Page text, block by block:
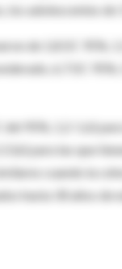
los adolescentes
de 1,8 (IC
6,7 (IC
del 95%, 1,2-1,6)
para las que
cuando la
hasta 30 años de